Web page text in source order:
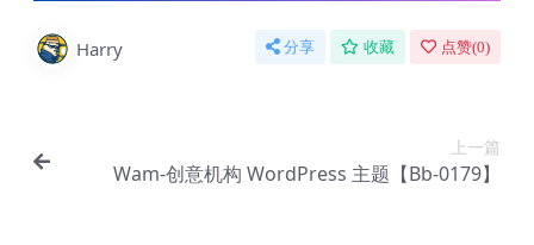
Harry 分享 收藏 点赞(0)
上一篇
Wam-创意机构 WordPress 主题【Bb-0179】